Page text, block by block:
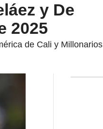
y De
2025
de Cali y Millonarios